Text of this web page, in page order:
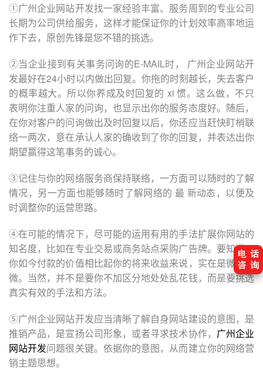
①广州企业网站开发找一家经验丰富、服务周到的专业公司
长期为公司供给服务，这样才能保证你的计划效率高率地运
作下去，原创先锋是您不错的挑选。
②当企业接到有关事务问询的E-MAIL时， 广州企业网站开
发最好在24小时以内做出回复。你拖的时刻越长，失去客户
的概率越大。所以你养成及时回复的 xi 惯。这么做，不只
表明你注重人家的问询，也显示出你的服务态度好。随后，
在你对客户的问询做出及时回复以后，你还应当赶快盯梢联
络一两次，意在承认人家的确收到了你的回复，并表达出你
期望赢得这笔事务的诚心。
③记住与你的网络服务商保持联络，一方面可以随时的了解
情况，另一方面也能够随时了解网络的 最 新动态，以便及
时调整你的运营思路。
④在可能的情况下，尽可能的运用有用的手法扩展你网站的
知名度，比如在专业交易或商务站点采购广告牌。要知道，
你如今付款的价值相比起你的将来收益来说，实在是微乎其
微。当然，并不是要你不加区分地处处乱花钱，而是要挑选
真实有效的手法和方法。
⑤广州企业网站开发应当清晰了解自身网站建设的意图，是
推销产品，是宣扬公司形象，或者寻求技术协作， 广州企业
网站开发问题很关键。依据你的意图，从而建立你的网络营
销主题思想。